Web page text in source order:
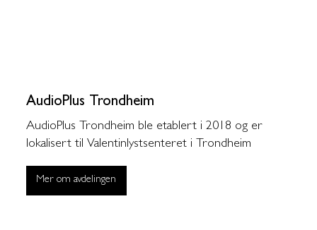
AudioPlus Trondheim
AudioPlus Trondheim ble etablert i 2018 og er
lokalisert til Valentinlystsenteret i Trondheim
Mer om avdelingen